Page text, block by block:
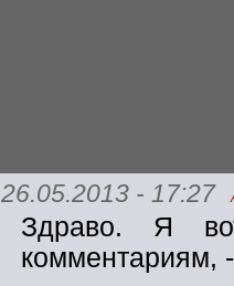
26.05.2013 - 17:27
Здраво. Я
комментариям,